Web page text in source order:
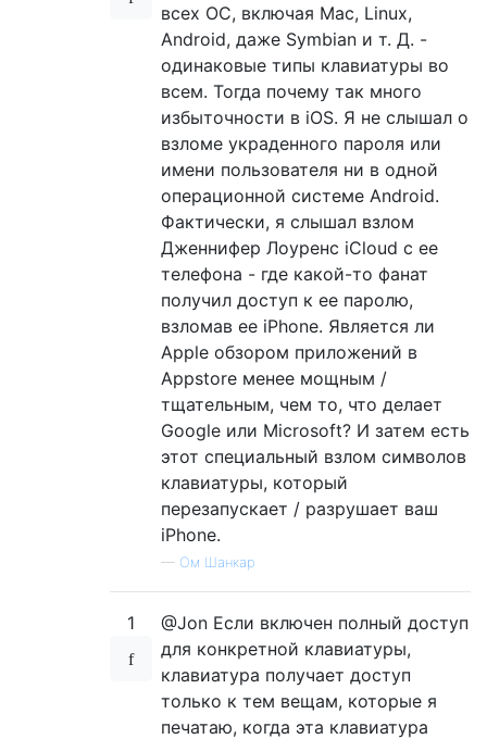
всех ОС, включая Mac, Linux,
Android, даже Symbian и т. Д. -
одинаковые типы клавиатуры во
всем. Тогда почему так много
избыточности в iOS. Я не слышал о
взломе украденного пароля или
имени пользователя ни в одной
операционной системе Android.
Фактически, я слышал взлом
Дженнифер Лоуренс iCloud с ее
телефона - где какой-то фанат
получил доступ к ее паролю,
взломав ее iPhone. Является ли
Apple обзором приложений в
Appstore менее мощным /
тщательным, чем то, что делает
Google или Microsoft? И затем есть
этот специальный взлом символов
клавиатуры, который
перезапускает / разрушает ваш
iPhone.
— Ом Шанкар
1
@Jon Если включен полный доступ
для конкретной клавиатуры,
клавиатура получает доступ
только к тем вещам, которые я
печатаю, когда эта клавиатура